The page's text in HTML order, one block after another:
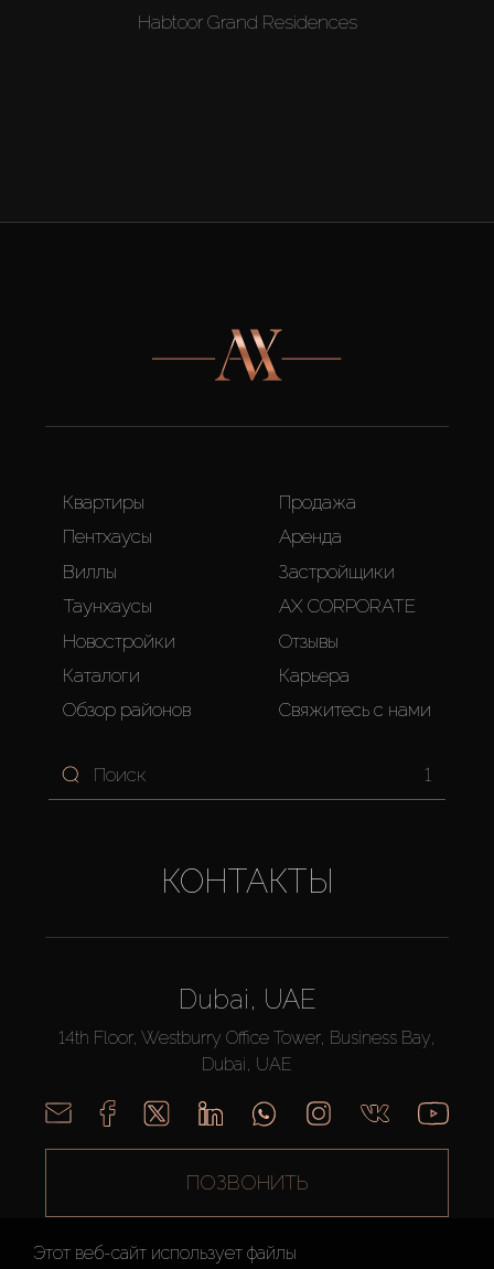
Habtoor Grand Residences
Квартиры
Пентхаусы
Виллы
Таунхаусы
Новостройки
Каталоги
Обзор районов
Продажа
Аренда
Застройщики
AX CORPORATE
Отзывы
Карьера
Свяжитесь с нами
1
КОНТАКТЫ
Dubai, UAE
14th Floor, Westburry Office Tower, Business Bay,
Dubai, UAE
ПОЗВОНИТЬ
Этот веб-сайт использует файлы